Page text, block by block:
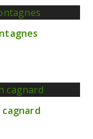
cagnard